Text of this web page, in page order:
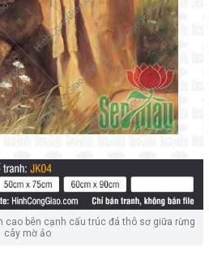
cao bên cạnh cấu trúc đá thô sơ giữa rừng
cây mờ ảo